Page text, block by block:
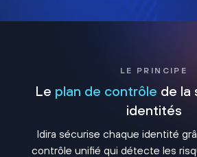
LE PRINCIPE
Le plan de contrôle de la
identités
Idira sécurise chaque identité
contrôle unifié qui détecte les